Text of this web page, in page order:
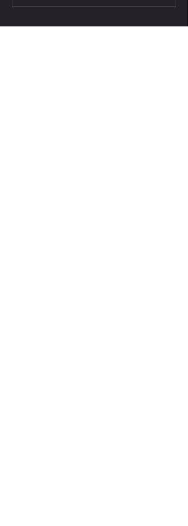
Tabellenführer aus Krieglach